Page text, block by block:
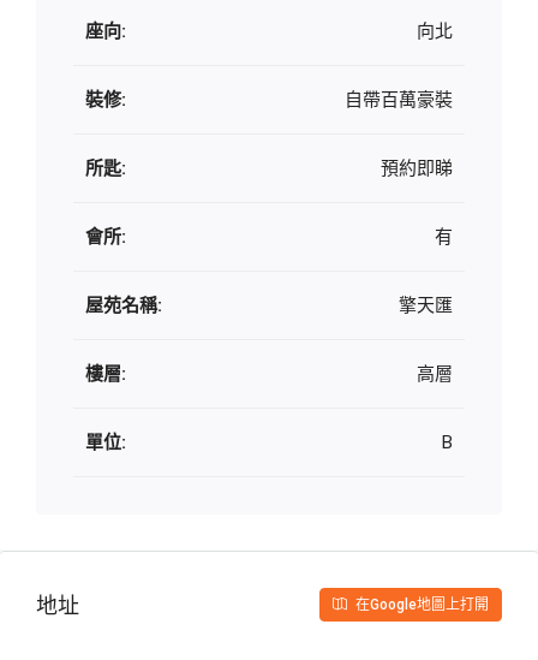
座向: 向北
裝修: 自帶百萬豪裝
所匙: 預約即睇
會所: 有
屋苑名稱: 擎天匯
樓層: 高層
單位: B
地址 在Google地圖上打開